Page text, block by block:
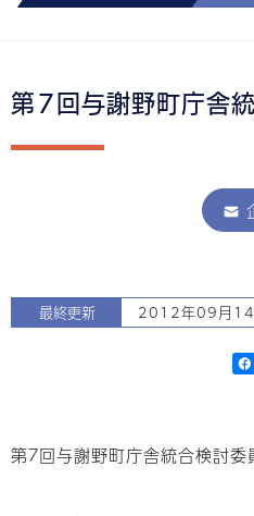
第７回与謝野町庁舎
最終更新 2012年09月
第７回与謝野町庁舎統合検討委